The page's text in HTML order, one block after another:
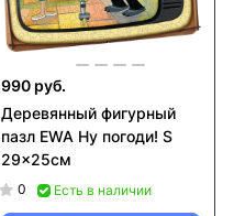
990 руб.
Деревянный фигурный
пазл EWA Ну погоди! S
29x25см
0 Есть в наличии